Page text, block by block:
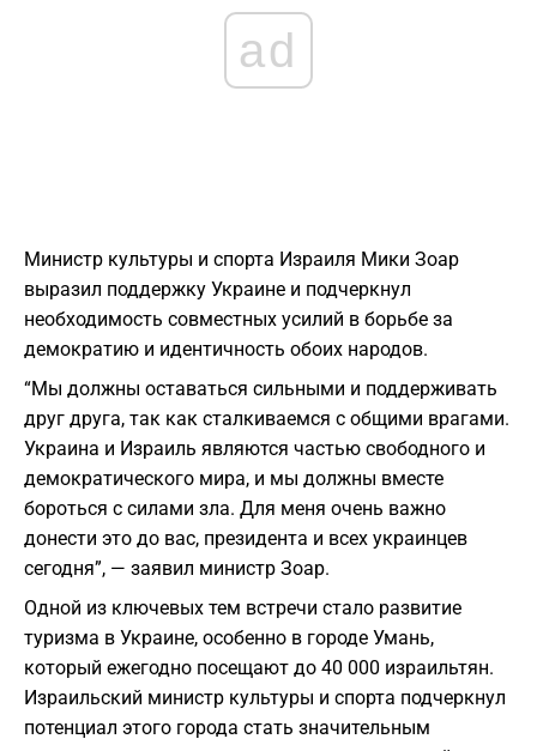
ad
Министр культуры и спорта Израиля Мики Зоар
выразил поддержку Украине и подчеркнул
необходимость совместных усилий в борьбе за
демократию и идентичность обоих народов.
“Мы должны оставаться сильными и поддерживать
друг друга, так как сталкиваемся с общими врагами.
Украина и Израиль являются частью свободного и
демократического мира, и мы должны вместе
бороться с силами зла. Для меня очень важно
донести это до вас, президента и всех украинцев
сегодня”, — заявил министр Зоар.
Одной из ключевых тем встречи стало развитие
туризма в Украине, особенно в городе Умань,
который ежегодно посещают до 40 000 израильтян.
Израильский министр культуры и спорта подчеркнул
потенциал этого города стать значительным